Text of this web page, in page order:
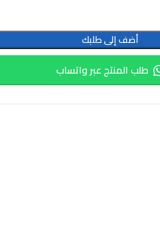
أضف إلى طلبك
طلب المنتج عبر واتساب